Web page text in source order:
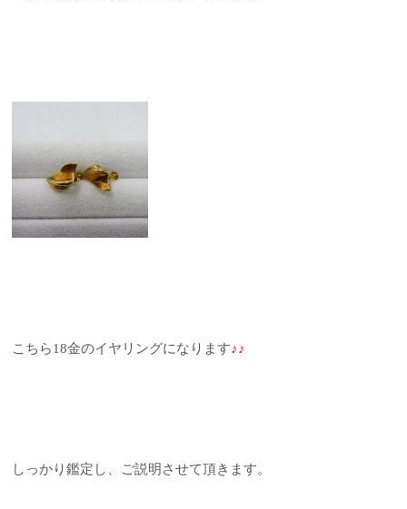
こちら18金のイヤリングになります♪♪
しっかり鑑定し、ご説明させて頂きます。